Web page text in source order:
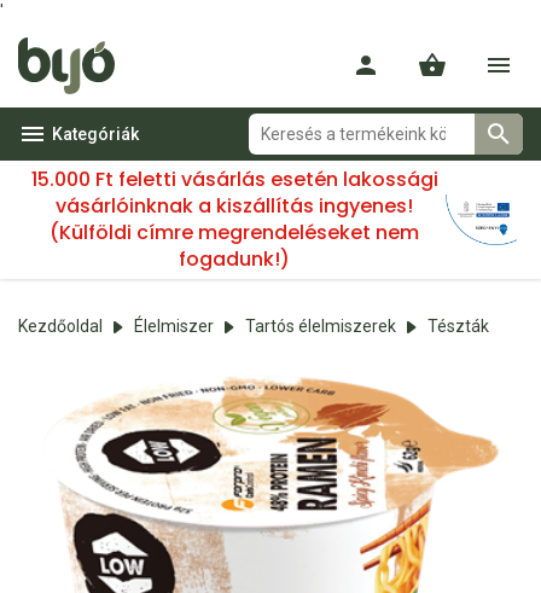
'
Kategóriák
15.000 Ft feletti vásárlás esetén lakossági
vásárlóinknak a kiszállítás ingyenes!
(Külföldi címre megrendeléseket nem
fogadunk!)
Kezdőoldal Élelmiszer Tartós élelmiszerek Tészták